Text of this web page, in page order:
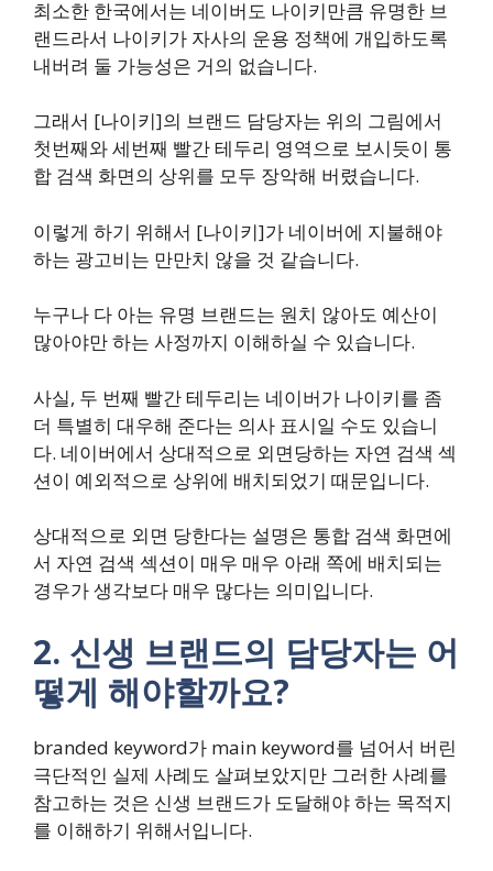
최소한 한국에서는 네이버도 나이키만큼 유명한 브
랜드라서 나이키가 자사의 운용 정책에 개입하도록
내버려 둘 가능성은 거의 없습니다.
그래서 [나이키]의 브랜드 담당자는 위의 그림에서
첫번째와 세번째 빨간 테두리 영역으로 보시듯이 통
합 검색 화면의 상위를 모두 장악해 버렸습니다.
이렇게 하기 위해서 [나이키]가 네이버에 지불해야
하는 광고비는 만만치 않을 것 같습니다.
누구나 다 아는 유명 브랜드는 원치 않아도 예산이
많아야만 하는 사정까지 이해하실 수 있습니다.
사실, 두 번째 빨간 테두리는 네이버가 나이키를 좀
더 특별히 대우해 준다는 의사 표시일 수도 있습니
다. 네이버에서 상대적으로 외면당하는 자연 검색 섹
션이 예외적으로 상위에 배치되었기 때문입니다.
상대적으로 외면 당한다는 설명은 통합 검색 화면에
서 자연 검색 섹션이 매우 매우 아래 쪽에 배치되는
경우가 생각보다 매우 많다는 의미입니다.
2. 신생 브랜드의 담당자는 어
떻게 해야할까요?
branded keyword가 main keyword를 넘어서 버린
극단적인 실제 사례도 살펴보았지만 그러한 사례를
참고하는 것은 신생 브랜드가 도달해야 하는 목적지
를 이해하기 위해서입니다.